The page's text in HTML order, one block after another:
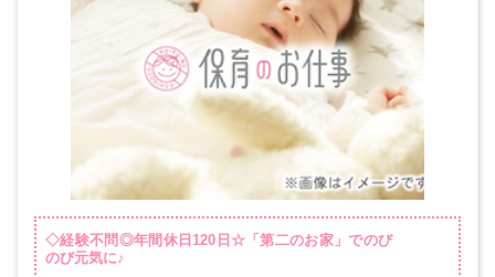
◇経験不問◎年間休日120日☆「第二のお家」でのび
のび元気に♪